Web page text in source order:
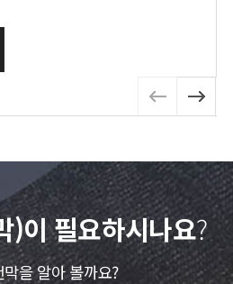
)이 필요하시나요?
을 알아 볼까요?